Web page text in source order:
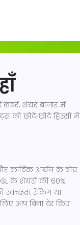
शेयर बाजार में
को छोटे‑छोटे हिस्सों में
क़ार्टिक आर्यन के बीच
के शेयरों की 60%
स्वच्छता रैंकिंग या
आप बिना देर किए